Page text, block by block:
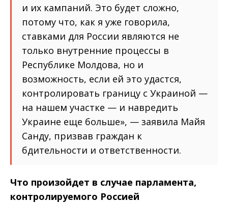
и их кампаний. Это будет сложно,
потому что, как я уже говорила,
ставками для России являются не
только внутренние процессы в
Республике Молдова, но и
возможность, если ей это удастся,
контролировать границу с Украиной —
на нашем участке — и навредить
Украине еще больше», — заявила Майя
Санду, призвав граждан к
бдительности и ответственности.
Что произойдет в случае парламента,
контролируемого Россией